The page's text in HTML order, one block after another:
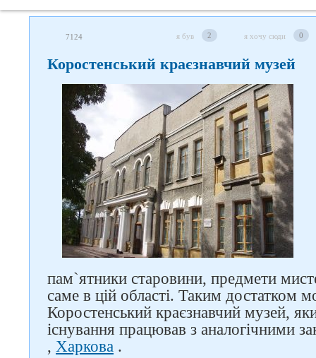
7124 я був 2 я хочу сюди 0
Коростенський краєзнавчий музей
пам`ятники старовини, предмети
саме в цій області. Таким достатком
Коростенський краєзнавчий музей,
існування працював з аналогічними
, Харкова .
Слідкуйте за нами в